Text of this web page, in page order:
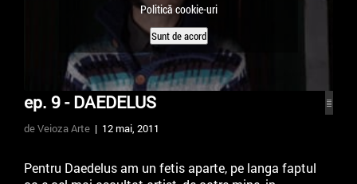
Politică cookie-uri
Sunt de acord
ep. 9 - DAEDELUS
de Veioza Arte | 12 mai, 2011
Pentru Daedelus am un fetis aparte, pe langa faptul